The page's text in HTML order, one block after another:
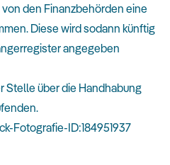
den Finanzbehörden eine
Diese wird sodann künftig
angegeben
Stelle über die Handhabung
Fotografie-ID:184951937